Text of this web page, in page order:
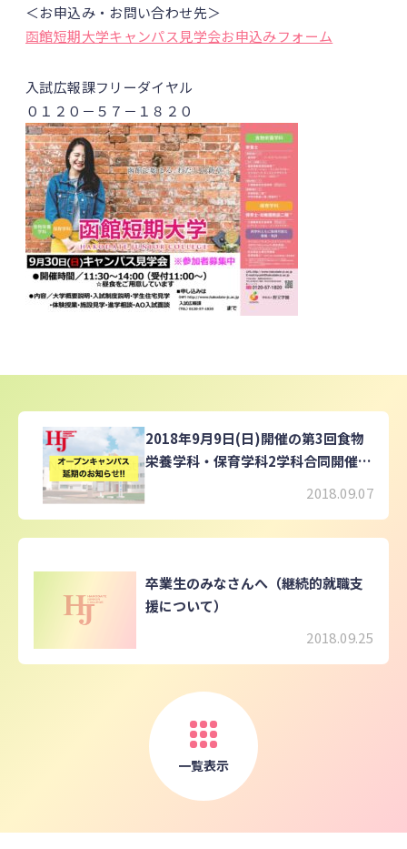
＜お申込み・お問い合わせ先＞
函館短期大学キャンパス見学会お申込みフォーム
入試広報課フリーダイヤル
０１２０－５７－１８２０
2018年9月9日(日)開催の第3回食物
栄養学科・保育学科2学科合同開催は
2018.09.07
卒業生のみなさんへ（継続的就職支
援について）
2018.09.25
一覧表示